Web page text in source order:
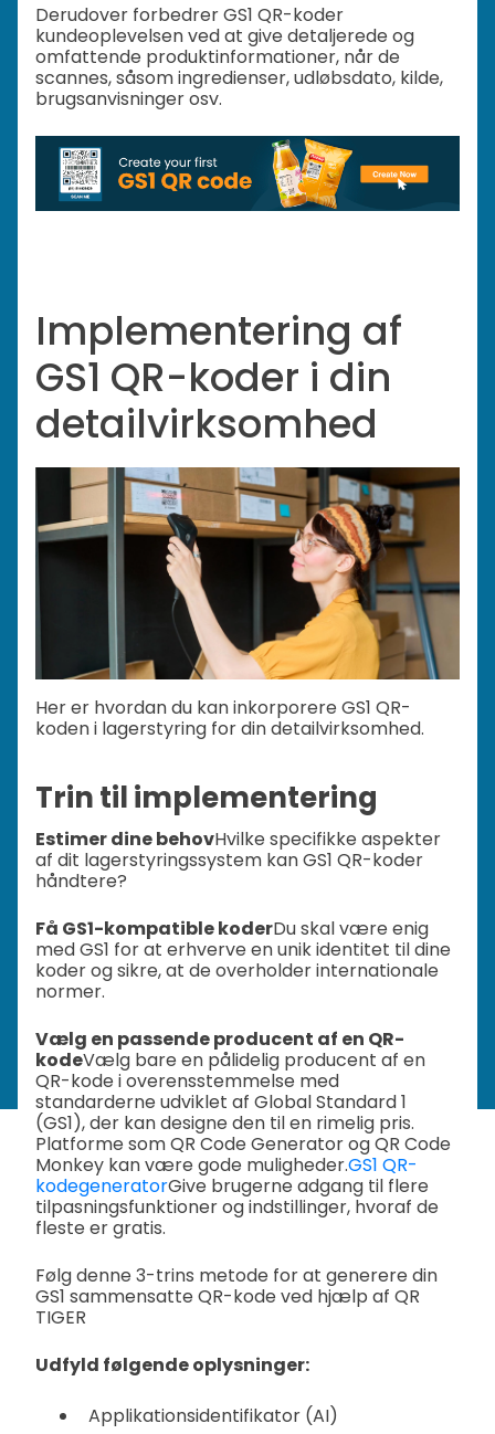
Derudover forbedrer GS1 QR-koder
kundeoplevelsen ved at give detaljerede og
omfattende produktinformationer, når de
scannes, såsom ingredienser, udløbsdato, kilde,
brugsanvisninger osv.
Implementering af
GS1 QR-koder i din
detailvirksomhed
Her er hvordan du kan inkorporere GS1 QR-
koden i lagerstyring for din detailvirksomhed.
Trin til implementering
Estimer dine behovHvilke specifikke aspekter
af dit lagerstyringssystem kan GS1 QR-koder
håndtere?
Få GS1-kompatible koderDu skal være enig
med GS1 for at erhverve en unik identitet til dine
koder og sikre, at de overholder internationale
normer.
Vælg en passende producent af en QR-
kodeVælg bare en pålidelig producent af en
QR-kode i overensstemmelse med
standarderne udviklet af Global Standard 1
(GS1), der kan designe den til en rimelig pris.
Platforme som QR Code Generator og QR Code
Monkey kan være gode muligheder.GS1 QR-
kodegeneratorGive brugerne adgang til flere
tilpasningsfunktioner og indstillinger, hvoraf de
fleste er gratis.
Følg denne 3-trins metode for at generere din
GS1 sammensatte QR-kode ved hjælp af QR
TIGER
Udfyld følgende oplysninger:
Applikationsidentifikator (AI)